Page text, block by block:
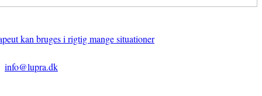
kan bruges i rigtig mange situationer
info@lupra.dk